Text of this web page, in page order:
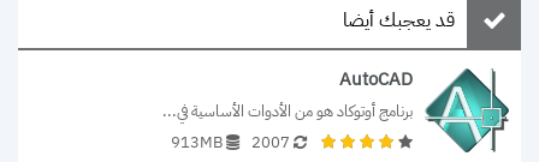
قد يعجبك أيضا
AutoCAD
برنامج أوتوكاد هو من الأدوات الأساسية في...
2007
913MB